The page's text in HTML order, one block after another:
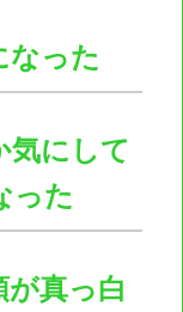
なった
気にして
った
が真っ白